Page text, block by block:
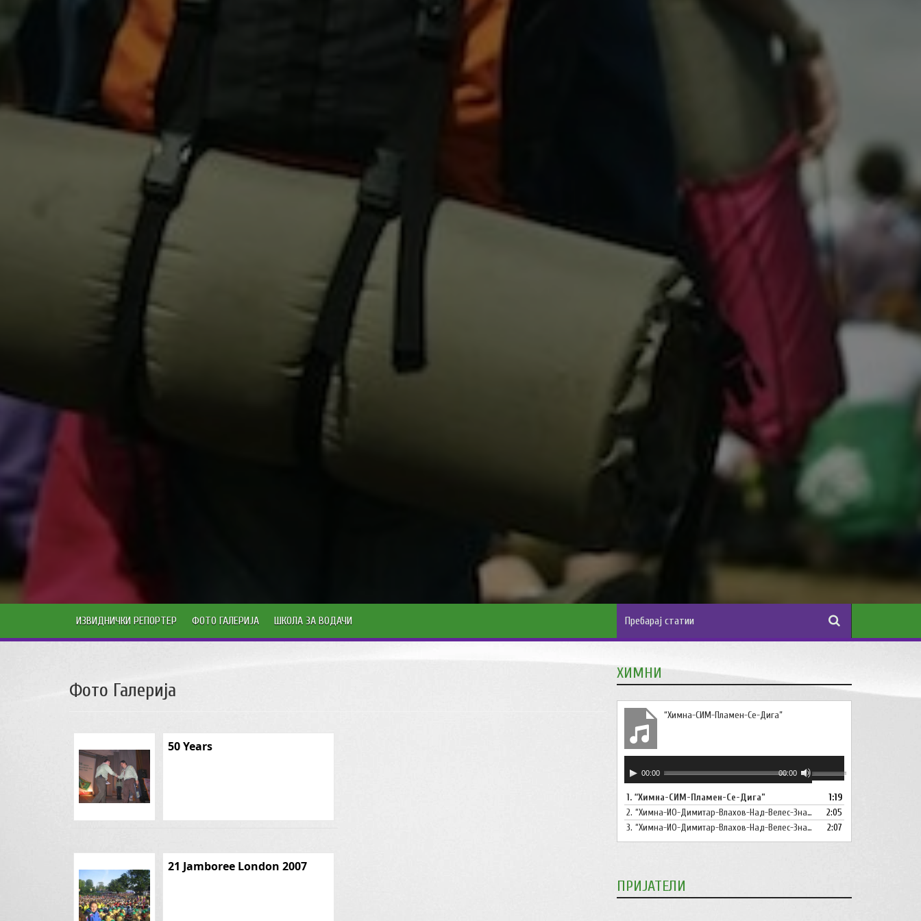
ИЗВИДНИЧКИ РЕПОРТЕР ФОТО ГАЛЕРИЈА ШКОЛА ЗА ВОДАЧИ
Фото Галерија
50 Years
21 Jamboree London 2007
ХИМНИ
“Химна-СИМ-Пламен-Се-Дига”
плејер00:00 00:00
ги
копшињата
Горна
стрела/
Долна
или
1.“Химна-СИМ-Пламен-Се-Дига”
1:19
2.“Химна-ИО-Димитар-Влахов-Над-Велес-Знаме-Се-Вее”
2:05
3.“Химна-ИО-Димитар-Влахов-Над-Велес-Знаме-Се-Вее-Инструментал” 2:07
ПРИЈАТЕЛИ